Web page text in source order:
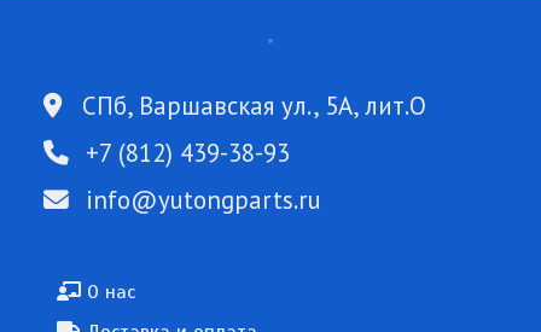
СПб, Варшавская ул., 5А, лит.О
+7 (812) 439-38-93
info@yutongparts.ru
Подвал
О нас